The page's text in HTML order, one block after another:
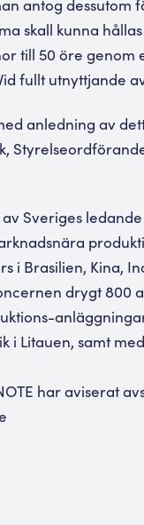
antog
skall kunna
till 50 öre genom
fullt utnyttjande
anledning av
av Sveriges
i Brasilien, Kina,
drygt 800
i Litauen, samt
har aviserat